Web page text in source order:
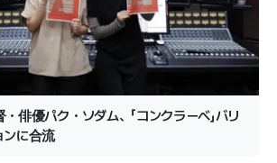
俳優パク・ソダム、「コンクラーベ」バリ
ンに合流